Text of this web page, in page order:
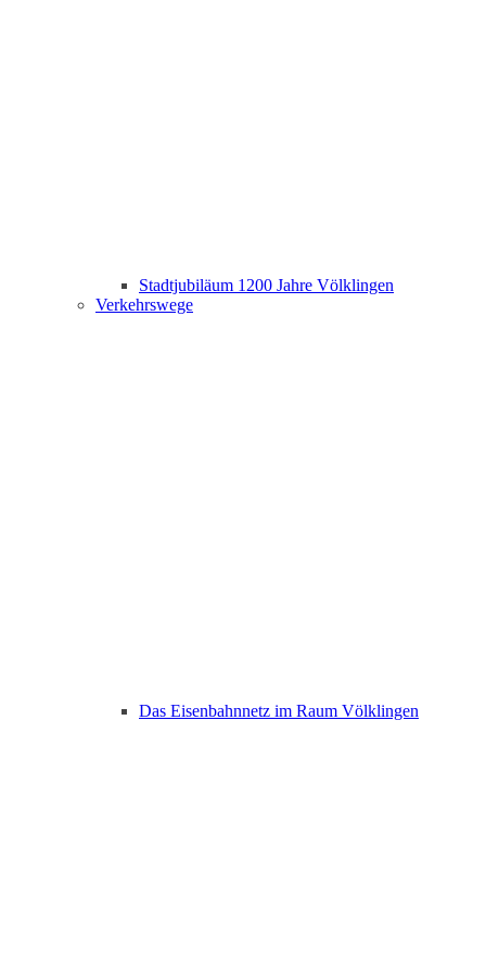
Stadtjubiläum 1200 Jahre Völklingen
Verkehrswege
Das Eisenbahnnetz im Raum Völklingen